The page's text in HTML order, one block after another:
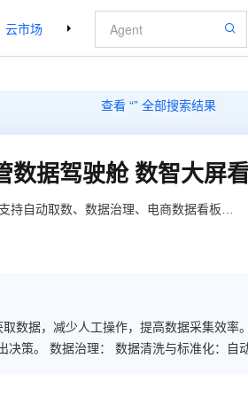
云市场 合作伙伴 支持与服务 了解
查看 “” 全部搜索结果
自动取数、数据治理、电商数据看板、
清洗与标准化：自动清